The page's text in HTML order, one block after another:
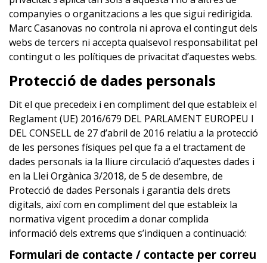
companyies o organitzacions a les que sigui redirigida.
Marc Casanovas no controla ni aprova el contingut dels
webs de tercers ni accepta qualsevol responsabilitat pel
contingut o les polítiques de privacitat d’aquestes webs.
Protecció de dades personals
Dit el que precedeix i en compliment del que estableix el
Reglament (UE) 2016/679 DEL PARLAMENT EUROPEU I
DEL CONSELL de 27 d’abril de 2016 relatiu a la protecció
de les persones físiques pel que fa a el tractament de
dades personals ia la lliure circulació d’aquestes dades i
en la Llei Orgànica 3/2018, de 5 de desembre, de
Protecció de dades Personals i garantia dels drets
digitals, així com en compliment del que estableix la
normativa vigent procedim a donar complida
informació dels extrems que s’indiquen a continuació:
Formulari de contacte / contacte per correu